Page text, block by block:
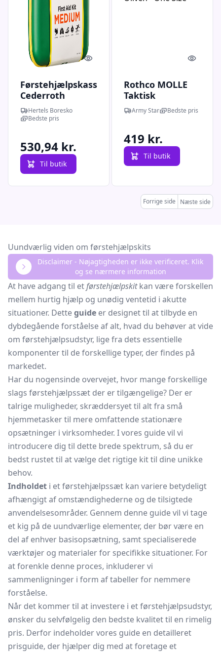
Quick look
Førstehjælpskasse
Cederroth
Medium
Hertels Boresko
Bedste pris
530,94 kr.
Til butik
Quick
Rothco MOLLE
Taktisk
Førstehjælpskit
Oliven - One Size
Army Star Bedste pris
419 kr.
Til butik
Forrige side Næste side
Uundværlig viden om førstehjælpskits
Disclaimer - Nøjagtigheden er ikke verificeret. Klik
og se nærmere information
At have adgang til etførstehjælpskitkan være forskellen
mellem hurtig hjælp og unødig ventetid i akutte
situationer. Detteguide er designet til at tilbyde en
dybdegående forståelse af alt, hvad du behøver at vide
om førstehjælpsudstyr, lige fra dets essentielle
komponenter til de forskellige typer, der findes på
markedet.
Har du nogensinde overvejet, hvor mange forskellige
slags førstehjælpssæt der er tilgængelige? Der er
talrige muligheder, skræddersyet til alt fra små
hjemmetasker til mere omfattende stationære
opsætninger i virksomheder. I vores guide vil vi
introducere dig til dette brede spektrum, så du er
bedst rustet til at vælge det rigtige kit til dine unikke
behov.
Indholdet i et førstehjælpssæt kan variere betydeligt
afhængigt af omstændighederne og de tilsigtede
anvendelsesområder. Gennem denne guide vil vi tage
et kig på de uundværlige elementer, der bør være en
del af enhver basisopsætning, samt specialiserede
værktøjer og materialer for specifikke situationer. For
at forenkle denne proces, inkluderer vi
sammenligninger i form af tabeller for nemmere
forståelse.
Når det kommer til at investere i et førstehjælpsudstyr,
ønsker du selvfølgelig den bedste kvalitet til en rimelig
pris. Derfor indeholder vores guide en detailleret
prisguide, der hjælper dig med at foretage et